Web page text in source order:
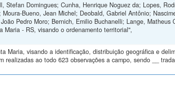
Stefan Domingues; Cunha, Henrique Noguez da; Lopes,
Bueno, Jean Michel; Deobald, Gabriel Antônio;
Pedro Moro; Bernich, Emilio Buchanelli; Lange, Matheus
- RS, visando o ordenamento territorial",
Maria, visando a identificação, distribuição geográfica e
ao todo 623 observações a campo, sendo __